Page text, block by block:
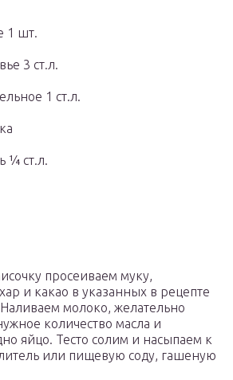
1 шт.
3 ст.л.
1 ст.л.
¼ ст.л.
просеиваем муку,
и какао в указанных в рецепте
Наливаем молоко, желательно
количество масла и
яйцо. Тесто солим и насыпаем к
или пищевую соду, гашеную